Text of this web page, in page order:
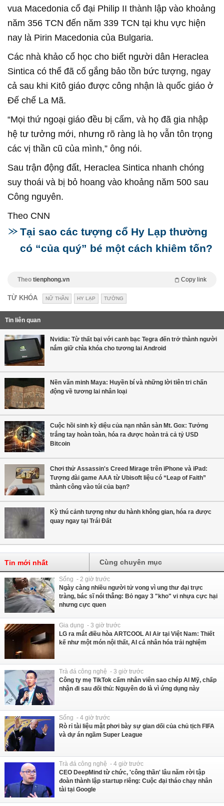
vua Macedonia cổ đại Philip II thành lập vào khoảng
năm 356 TCN đến năm 339 TCN tại khu vực hiện
nay là Pirin Macedonia của Bulgaria.
Các nhà khảo cổ học cho biết người dân Heraclea
Sintica có thể đã cố gắng bảo tồn bức tượng, ngay
cả sau khi Kitô giáo được công nhận là quốc giáo ở
Đế chế La Mã.
“Mọi thứ ngoại giáo đều bị cấm, và họ đã gia nhập
hệ tư tưởng mới, nhưng rõ ràng là họ vẫn tôn trọng
các vị thần cũ của mình,” ông nói.
Sau trận động đất, Heraclea Sintica nhanh chóng
suy thoái và bị bỏ hoang vào khoảng năm 500 sau
Công nguyên.
Theo CNN
Tại sao các tượng cổ Hy Lạp thường
có “của quý” bé một cách khiêm tốn?
Theo tienphong.vn Copy link
TỪ KHÓA NỮ THẦN HY LẠP TƯỜNG
Tin liên quan
Nvidia: Từ thất bại với canh bạc Tegra đến trở thành người
nắm giữ chìa khóa cho tương lai Android
Nền văn minh Maya: Huyền bí và những lời tiên tri chấn
động về tương lai nhân loại
Cuộc hồi sinh kỳ diệu của nạn nhân sàn Mt. Gox: Tưởng
trắng tay hoàn toàn, hóa ra được hoàn trả cả tỷ USD
Bitcoin
Chơi thử Assassin's Creed Mirage trên iPhone và iPad:
Tượng đài game AAA từ Ubisoft liệu có “Leap of Faith”
thành công vào túi của bạn?
Kỳ thú cảnh tượng như du hành không gian, hóa ra được
quay ngay tại Trái Đất
Tin mới nhất Cùng chuyên mục
Sống - 2 giờ trước
Ngày càng nhiều người tử vong vì ung thư đại trực
tràng, bác sĩ nói thẳng: Bỏ ngay 3 "kho" vi nhựa cực hại
nhưng cực quen
Gia dụng - 3 giờ trước
LG ra mắt điều hòa ARTCOOL AI Air tại Việt Nam: Thiết
kế như một món nội thất, AI cá nhân hóa trải nghiệm
Trà đá công nghệ - 3 giờ trước
Công ty mẹ TikTok cấm nhân viên sao chép AI Mỹ, chấp
nhận đi sau đối thủ: Nguyên do là vì ứng dụng này
Sống - 4 giờ trước
Rò rỉ tài liệu mật phơi bày sự gian dối của chủ tịch FIFA
và dự án ngầm Super League
Trà đá công nghệ - 4 giờ trước
CEO DeepMind từ chức, 'công thần' lâu năm rời tập
đoàn thành lập startup riêng: Cuộc đại tháo chạy nhân
tài tại Google